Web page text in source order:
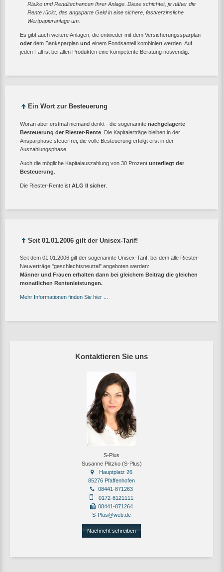
Kontaktieren Sie uns
S-Plus
Susanne Plitzko (S-Plus)
Hauptplatz 26
85276 Pfaffenhofen
08441-871263
0172-8121111
08441-871264
S-Plus@web.de
Nachricht schreiben
Risiko und Renditechancen Ihrer Anlage. Diese schichtet, je näher die
Rente rückt, das angsparte Geld in eine sichere, festverzinsliche
Wertpapieranlage um.
Es gibt auch weitere Anlagen, die entweder mit dem Versicherungssparplan
oder dem Banksparplan und einem Fondsanteil kombiniert werden. Auf
jeden Fall ist bei allen Produkten eine kompetente Beratung notwendig.
Ein Wort zur Besteuerung
Woran aber erstmal niemand denkt - die sogenannte nachgelagerte
Besteuerung der Riester-Rente . Die Kapitalerträge bleiben in der
Ansparphase steuerfrei; die volle Besteuerung erfolgt erst in der
Auszahlungsphase.
Auch die mögliche Kapitalauszahlung von 30 Prozent unterliegt der
Besteuerung
Die Riester-Rente ist ALG II sicher
Seit 01.01.2006 gilt der Unisex-Tarif!
Seit dem 01.01.2006 gilt der sogenannte Unisex-Tarif, bei dem alle Riester-
Neuverträge "geschlechtsneutral" angeboten werden:
Männer und Frauen erhalten dann bei gleichem Beitrag die gleichen
monatlichen Rentenleistungen.
Mehr Informationen finden Sie hier ...